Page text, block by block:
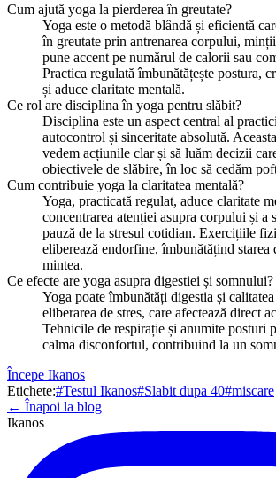
Cum ajută yoga la pierderea în greutate?
Yoga este o metodă blândă și eficientă
în greutate prin antrenarea corpului,
pune accent pe numărul de calorii sau
Practica regulată îmbunătățește postura,
și aduce claritate mentală.
Ce rol are disciplina în yoga pentru slăbit?
Disciplina este un aspect central al
autocontrol și sinceritate absolută.
vedem acțiunile clar și să luăm decizii
obiectivele de slăbire, în loc să cedăm
Cum contribuie yoga la claritatea mentală?
Yoga, practicată regulat, aduce claritate
concentrarea atenției asupra corpului și a
pauză de la stresul cotidian. Exercițiile
eliberează endorfine, îmbunătățind starea
mintea.
Ce efecte are yoga asupra digestiei și somnului?
Yoga poate îmbunătăți digestia și
eliberarea de stres, care afectează direct
Tehnicile de respirație și anumite posturi
calma disconfortul, contribuind la un
Începe Ikanos
Etichete:#Testul Ikanos#Slabit dupa 40#miscare
← Înapoi la blog
Ikanos